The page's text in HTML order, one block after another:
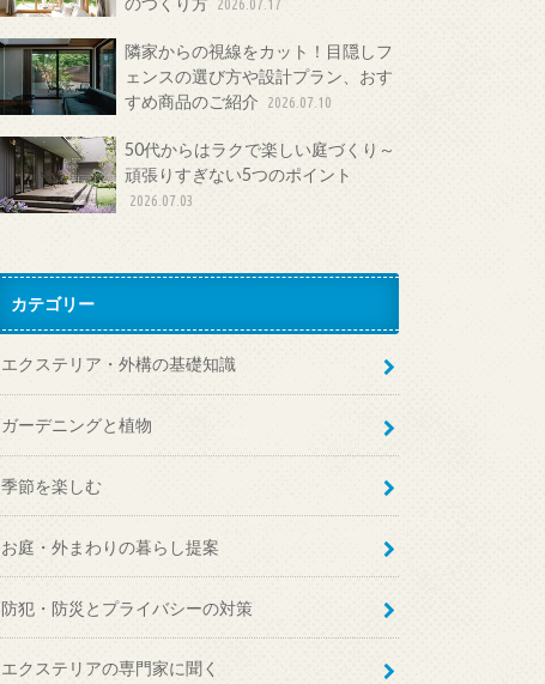
2026.07.17
隣家からの視線をカット！目隠しフ
ェンスの選び方や設計プラン、おす
すめ商品のご紹介
2026.07.10
50代からはラクで楽しい庭づくり～
頑張りすぎない5つのポイント
2026.07.03
カテゴリー
エクステリア・外構の基礎知識
ガーデニングと植物
季節を楽しむ
お庭・外まわりの暮らし提案
防犯・防災とプライバシーの対策
エクステリアの専門家に聞く